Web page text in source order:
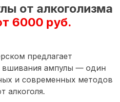
от алкоголизма
6000 руб.
предлагает
ампулы — один
и современных методов
алкоголя.